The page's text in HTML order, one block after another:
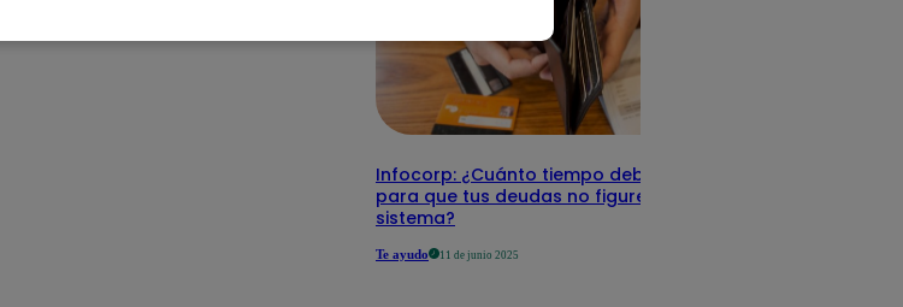
Infocorp: ¿Cuánto tiempo debe pasar
para que tus deudas no figuren en su
sistema?
Te ayudo 11 de junio 2025